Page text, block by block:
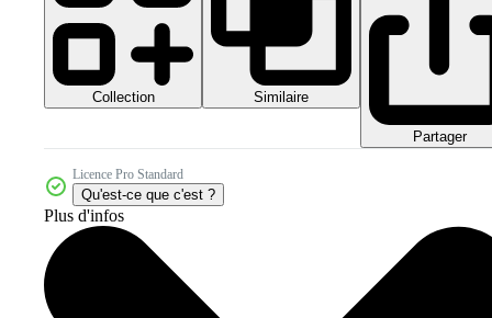
Collection Similaire
Partager
Licence Pro Standard
Qu'est-ce que c'est ?
Plus d'infos